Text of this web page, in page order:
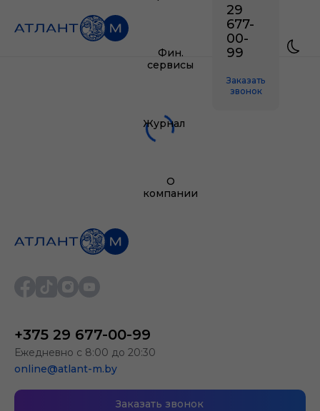
Фин.
сервисы
Журнал
О
компании
29
677-
00-
99
Заказать
звонок
+375 29 677-00-99
Ежедневно с 8:00 до 20:30
online@atlant-m.by
Заказать звонок